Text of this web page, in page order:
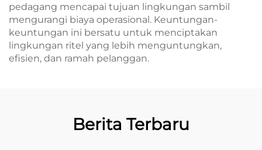
pedagang mencapai tujuan lingkungan sambil
mengurangi biaya operasional. Keuntungan-
keuntungan ini bersatu untuk menciptakan
lingkungan ritel yang lebih menguntungkan,
efisien, dan ramah pelanggan.
Berita Terbaru